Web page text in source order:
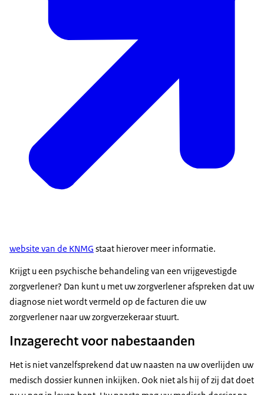
website van de KNMG staat hierover meer informatie.
Krijgt u een psychische behandeling van een vrijgevestigde
zorgverlener? Dan kunt u met uw zorgverlener afspreken dat uw
diagnose niet wordt vermeld op de facturen die uw
zorgverlener naar uw zorgverzekeraar stuurt.
Inzagerecht voor nabestaanden
Het is niet vanzelfsprekend dat uw naasten na uw overlijden uw
medisch dossier kunnen inkijken. Ook niet als hij of zij dat doet